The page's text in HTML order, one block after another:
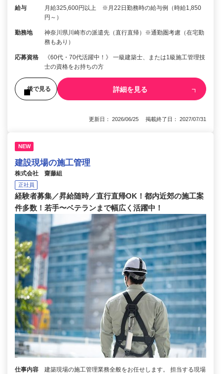
給与
月給325,600円以上 ※月22日勤務時の給与例（時給1,850
円～）
勤務地
神奈川県川崎市の派遣先（直行直帰）※通勤圏考慮（在宅勤
務もあり）
応募資格
《60代・70代活躍中！》 一級建築士、または1級施工管理技
士の資格をお持ちの方
後で見る 詳細を見る
更新日： 2026/06/25 掲載終了日： 2027/07/31
NEW
建設現場の施工管理
株式会社 齋藤組
正社員
経験者募集／昇給随時／直行直帰OK！都内近郊の施工案
件多数！若手〜ベテランまで幅広く活躍中！
仕事内容 建築現場の施工管理業務全般をお任せします。 担当する現場